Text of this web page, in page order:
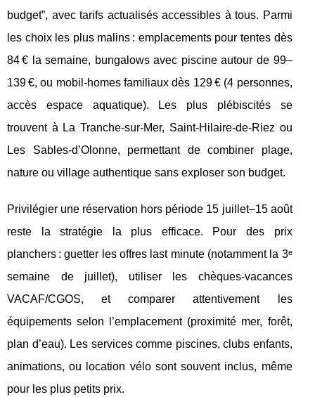
budget”, avec tarifs actualisés accessibles à tous. Parmi
les choix les plus malins : emplacements pour tentes dès
84 € la semaine, bungalows avec piscine autour de 99–
139 €, ou mobil-homes familiaux dès 129 € (4 personnes,
accès espace aquatique). Les plus plébiscités se
trouvent à La Tranche-sur-Mer, Saint-Hilaire-de-Riez ou
Les Sables-d’Olonne, permettant de combiner plage,
nature ou village authentique sans exploser son budget.
Privilégier une réservation hors période 15 juillet–15 août
reste la stratégie la plus efficace. Pour des prix
planchers : guetter les offres last minute (notamment la 3ᵉ
semaine de juillet), utiliser les chèques-vacances
VACAF/CGOS, et comparer attentivement les
équipements selon l’emplacement (proximité mer, forêt,
plan d’eau). Les services comme piscines, clubs enfants,
animations, ou location vélo sont souvent inclus, même
pour les plus petits prix.